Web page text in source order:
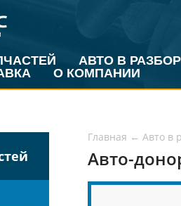
АВТО В РАЗБОР
О КОМПАНИИ
Главная ← Авто в
Авто-